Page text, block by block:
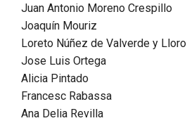
Juan Antonio Moreno Crespillo
Joaquín Mouriz
Loreto Núñez de Valverde y Lloro
Jose Luis Ortega
Alicia Pintado
Francesc Rabassa
Ana Delia Revilla